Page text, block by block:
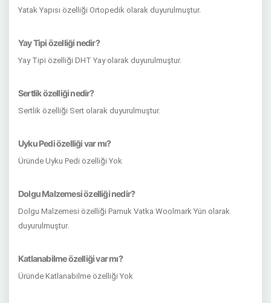
Yatak Yapısı özelliği Ortopedik olarak duyurulmuştur.
Yay Tipi özelliği nedir?
Yay Tipi özelliği DHT Yay olarak duyurulmuştur.
Sertlik özelliği nedir?
Sertlik özelliği Sert olarak duyurulmuştur.
Uyku Pedi özelliği var mı?
Üründe Uyku Pedi özelliği Yok
Dolgu Malzemesi özelliği nedir?
Dolgu Malzemesi özelliği Pamuk Vatka Woolmark Yün olarak
duyurulmuştur.
Katlanabilme özelliği var mı?
Üründe Katlanabilme özelliği Yok